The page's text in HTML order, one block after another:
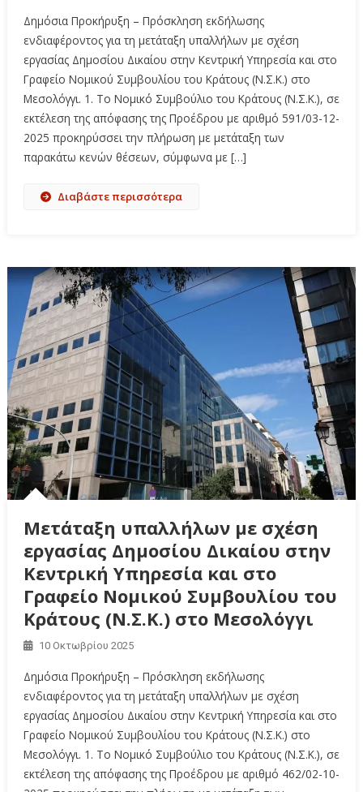
Δημόσια Προκήρυξη – Πρόσκληση εκδήλωσης
ενδιαφέροντος για τη μετάταξη υπαλλήλων με σχέση
εργασίας Δημοσίου Δικαίου στην Κεντρική Υπηρεσία και στο
Γραφείο Νομικού Συμβουλίου του Κράτους (Ν.Σ.Κ.) στο
Μεσολόγγι. 1. Το Νομικό Συμβούλιο του Κράτους (Ν.Σ.Κ.), σε
εκτέλεση της απόφασης της Προέδρου με αριθμό 591/03-12-
2025 προκηρύσσει την πλήρωση με μετάταξη των
παρακάτω κενών θέσεων, σύμφωνα με […]
Διαβάστε περισσότερα
Μετάταξη υπαλλήλων με σχέση
εργασίας Δημοσίου Δικαίου στην
Κεντρική Υπηρεσία και στο
Γραφείο Νομικού Συμβουλίου του
Κράτους (Ν.Σ.Κ.) στο Μεσολόγγι
10 Οκτωβρίου 2025
Δημόσια Προκήρυξη – Πρόσκληση εκδήλωσης
ενδιαφέροντος για τη μετάταξη υπαλλήλων με σχέση
εργασίας Δημοσίου Δικαίου στην Κεντρική Υπηρεσία και στο
Γραφείο Νομικού Συμβουλίου του Κράτους (Ν.Σ.Κ.) στο
Μεσολόγγι. 1. Το Νομικό Συμβούλιο του Κράτους (Ν.Σ.Κ.), σε
εκτέλεση της απόφασης της Προέδρου με αριθμό 462/02-10-